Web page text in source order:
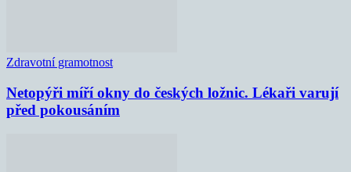
Zdravotní gramotnost
Netopýři míří okny do českých ložnic. Lékaři varují
před pokousáním